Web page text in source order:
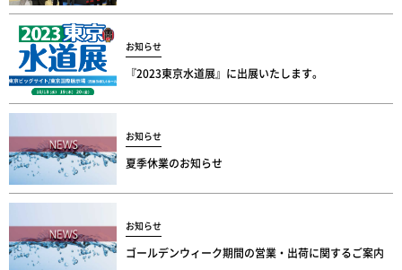
お知らせ
『2023東京水道展』に出展いたします。
お知らせ
夏季休業のお知らせ
お知らせ
ゴールデンウィーク期間の営業・出荷に関するご案内